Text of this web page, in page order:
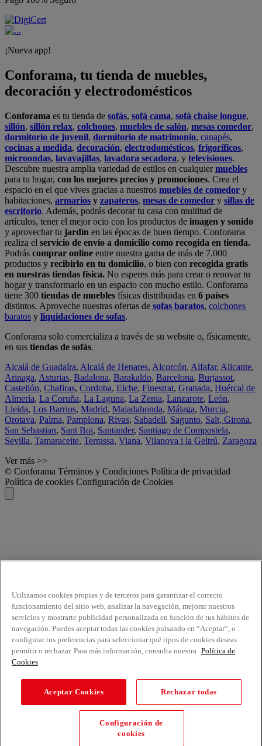
¡Nueva app!
Conforama, tu tienda de muebles,
decoración y electrodomésticos
Conforama es tu tienda de sofás, sofá cama, sofá chaise longue,
sillón, sillón relax, colchones, muebles de salón, mesas comedor,
dormitorio de juvenil, dormitorio de matrimonio, canapés,
cocinas a medida, decoración, electrodomésticos, frigoríficos,
microondas, lavavajillas, lavadora secadora, y televisiones.
Descubre nuestra amplia variedad de estilos en cualquiermuebles
para tu hogar, con los mejores precios y promociones. Crea el
espacio en el que vives gracias a nuestros muebles de comedor y
habitaciones, armarios y zapateros, mesas de comedor y sillas de
escritorio. Además, podrás decorar tu casa con multitud de
artículos, tener el mejor ocio con los productos de imagen y sonido
y aprovechar tu jardín en las épocas de buen tiempo. Conforama
realiza el servicio de envío a domicilio como recogida en tienda.
Podrás comprar online entre nuestra gama de más de 7.000
productos y recibirlo en tu domicilio, o bien con recogida gratis
en nuestras tiendas física. No esperes más para crear o renovar tu
hogar y transformarlo en un espacio con mucho estilo. Conforama
tiene 300 tiendas de muebles físicas distribuidas en 6 países
distintos. Aproveche nuestras ofertas de sofas baratos, colchones
baratos y liquidaciones de sofas.
Conforama solo comercializa a través de su website o, físicamente,
en sus tiendas de sofás.
Alcalá de Guadaíra, Alcalá de Henares, Alcorcón, Alfafar, Alicante,
Arinaga, Asturias, Badalona, Barakaldo, Barcelona, Burjassot,
Castellón, Chafiras, Cordoba, Elche, Finestrat, Granada, Huércal de
Almería, La Coruña, La Laguna, La Zenia, Lanzarote, León,
Lleida, Los Barrios, Madrid, Majadahonda, Málaga, Murcia,
Orotava, Palma, Pamplona, Rivas, Sabadell, Sagunto, Salt, Girona,
San Sebastian, Sant Boi, Santander, Santiago de Compostela,
Sevilla, Tamaraceite, Terrassa, Viana, Vilanova i la Geltrú, Zaragoza
Ver más >>
© Conforama Términos y Condiciones Política de privacidad
Política de cookies Configuración de Cookies
Utilizamos cookies propias y de terceros para garantizar el correcto
funcionamiento del sitio web, analizar la navegación, mejorar nuestros
servicios y mostrarte publicidad personalizada en función de tus hábitos de
navegación. Puedes aceptar todas las cookies pulsando en “Aceptar”, o
configurar tus preferencias para seleccionar qué tipos de cookies deseas
permitir o rechazar. Para más información, consulta nuestra Política de
Cookies
Aceptar Cookies Rechazar todas
Configuración de
cookies